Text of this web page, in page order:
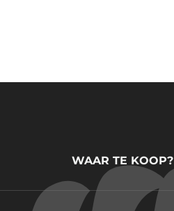
WAAR TE KOOP?